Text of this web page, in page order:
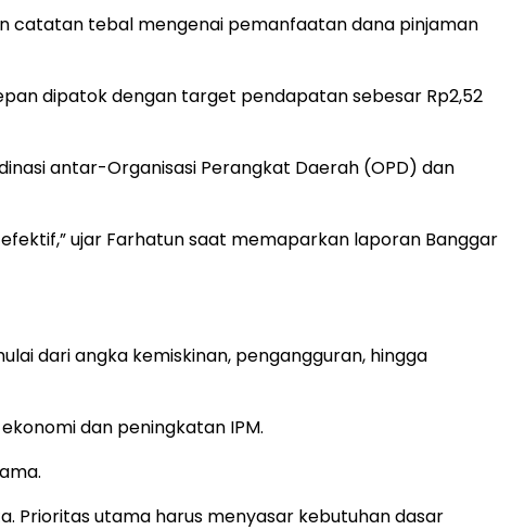
catatan tebal mengenai pemanfaatan dana pinjaman
dipatok dengan target pendapatan sebesar Rp2,52
antar-Organisasi Perangkat Daerah (OPD) dan
ujar Farhatun saat memaparkan laporan Banggar
dari angka kemiskinan, pengangguran, hingga
dan peningkatan IPM.
Prioritas utama harus menyasar kebutuhan dasar